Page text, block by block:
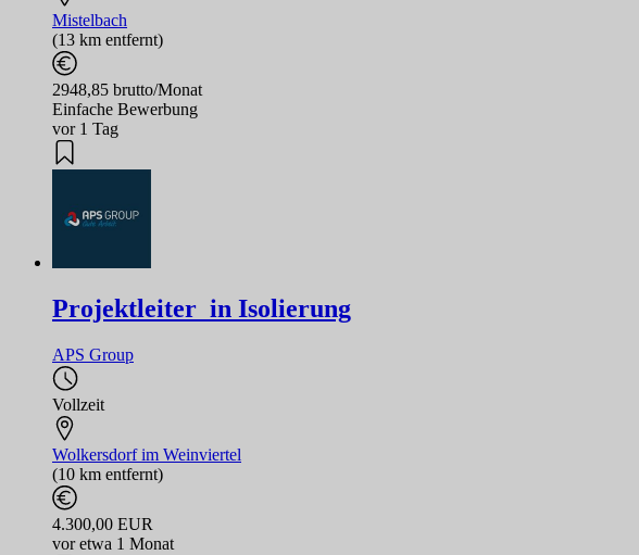
Mistelbach
(13 km entfernt)
2948,85 brutto/Monat
Einfache Bewerbung
vor 1 Tag
Projektleiter_in Isolierung
APS Group
Vollzeit
Wolkersdorf im Weinviertel
(10 km entfernt)
4.300,00 EUR
vor etwa 1 Monat